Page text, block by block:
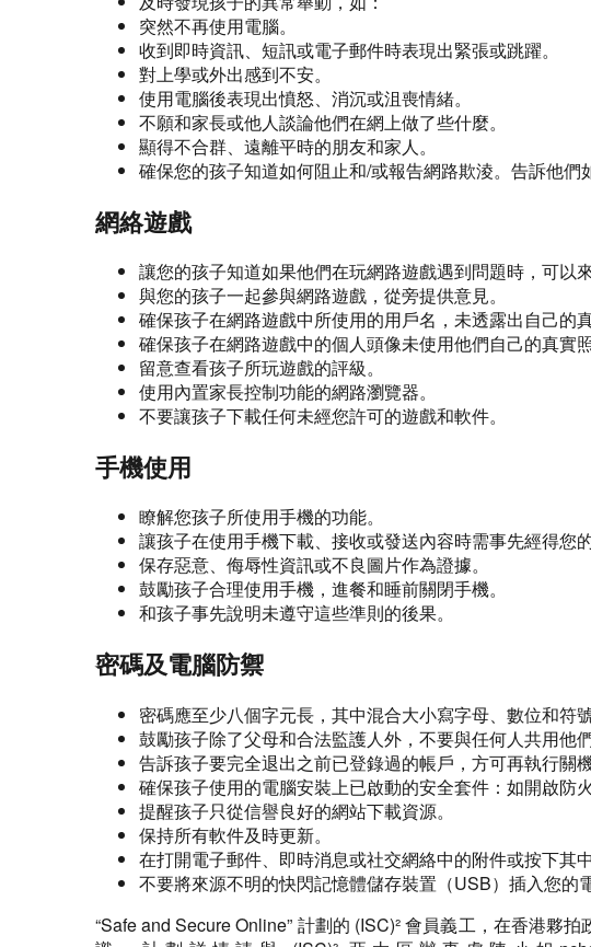
突然不再使用電腦。
收到即時資訊、短訊或電子郵件時表現出緊張或跳躍。
對上學或外出感到不安。
使用電腦後表現出憤怒、消沉或沮喪情緒。
不願和家長或他人談論他們在網上做了些什麼。
顯得不合群、遠離平時的朋友和家人。
確保您的孩子知道如何阻止和/或報告網路欺淩。告訴他
網絡遊戲
讓您的孩子知道如果他們在玩網路遊戲遇到問題時，可以來
與您的孩子一起參與網路遊戲，從旁提供意見。
確保孩子在網路遊戲中所使用的用戶名，未透露出自己的
確保孩子在網路遊戲中的個人頭像未使用他們自己的真實照
留意查看孩子所玩遊戲的評級。
使用內置家長控制功能的網路瀏覽器。
不要讓孩子下載任何未經您許可的遊戲和軟件。
手機使用
瞭解您孩子所使用手機的功能。
讓孩子在使用手機下載、接收或發送內容時需事先經得您的
保存惡意、侮辱性資訊或不良圖片作為證據。
鼓勵孩子合理使用手機，進餐和睡前關閉手機。
和孩子事先說明未遵守這些準則的後果。
密碼及電腦防禦
密碼應至少八個字元長，其中混合大小寫字母、數位和符號
鼓勵孩子除了父母和合法監護人外，不要與任何人共用他們
告訴孩子要完全退出之前已登錄過的帳戶，方可再執行關機
確保孩子使用的電腦安裝上已啟動的安全套件：如開啟防
提醒孩子只從信譽良好的網站下載資源。
保持所有軟件及時更新。
在打開電子郵件、即時消息或社交網絡中的附件或按下其
不要將來源不明的快閃記憶體儲存裝置（USB）插入您的電
“Safe and Secure Online” 計劃的 (ISC)² 會員義工，在香港夥